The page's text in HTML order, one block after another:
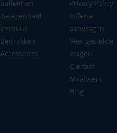
ballonnen
Gelegenheid
Verhuur
Bedrukken
Accessoires
Privacy Policy
Offerte
aanvragen
Veel gestelde
vragen
Contact
Maatwerk
Blog